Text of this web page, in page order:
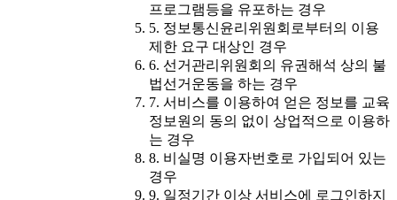
프로그램등을 유포하는 경우
5. 정보통신윤리위원회로부터의 이용
제한 요구 대상인 경우
6. 선거관리위원회의 유권해석 상의 불
법선거운동을 하는 경우
7. 서비스를 이용하여 얻은 정보를 교육
정보원의 동의 없이 상업적으로 이용하
는 경우
8. 비실명 이용자번호로 가입되어 있는
경우
9. 일정기간 이상 서비스에 로그인하지